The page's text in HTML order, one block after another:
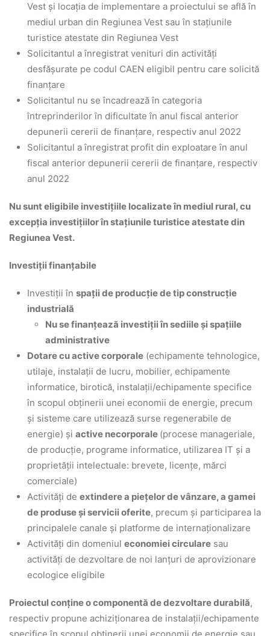
Vest și locația de implementare a proiectului se află în
mediul urban din Regiunea Vest sau în stațiunile
turistice atestate din Regiunea Vest
Solicitantul a înregistrat venituri din activități
desfășurate pe codul CAEN eligibil pentru care solicită
finanțare
Solicitantul nu se încadrează în categoria
întreprinderilor în dificultate în anul fiscal anterior
depunerii cererii de finanțare, respectiv anul 2022
Solicitantul a înregistrat profit din exploatare în anul
fiscal anterior depunerii cererii de finanțare, respectiv
anul 2022
Nu sunt eligibile investițiile localizate în mediul rural, cu
excepția investițiilor în stațiunile turistice atestate din
Regiunea Vest.
Investiții finanțabile
Investiții în spații de producție de tip construcție
industrială
Nu se finanțează investiții în sediile și spațiile
administrative
Dotare cu active corporale (echipamente tehnologice,
utilaje, instalații de lucru, mobilier, echipamente
informatice, birotică, instalații/echipamente specifice
în scopul obținerii unei economii de energie, precum
și sisteme care utilizează surse regenerabile de
energie) și active necorporale (procese manageriale,
de producție, programe informatice, utilizarea IT și a
proprietății intelectuale: brevete, licențe, mărci
comerciale)
Activități de extindere a piețelor de vânzare, a gamei
de produse și servicii oferite, precum și participarea la
principalele canale și platforme de internaționalizare
Activități din domeniul economiei circulare sau
activități de dezvoltare de noi lanțuri de aprovizionare
ecologice eligibile
Proiectul conține o componentă de dezvoltare durabilă,
respectiv propune achiziționarea de instalații/echipamente